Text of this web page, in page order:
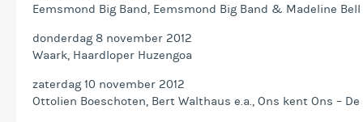
Eemsmond Big Band, Eemsmond Big Band & Madeline Bell
donderdag 8 november 2012
Waark, Haardloper Huzengoa
zaterdag 10 november 2012
Ottolien Boeschoten, Bert Walthaus e.a., Ons kent Ons – De